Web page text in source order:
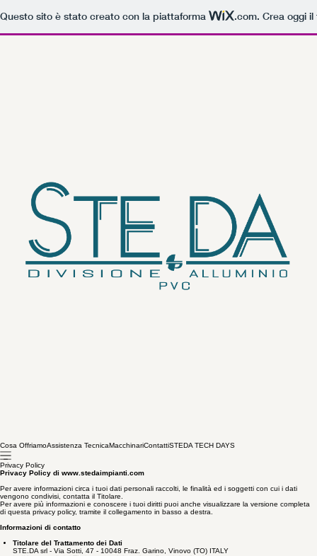
Questo sito è stato creato con la piattaforma .com. Crea oggi
Cosa Offriamo
Privacy Policy
Privacy Policy di www.stedaimpianti.com
Per avere informazioni circa i tuoi dati personali raccolti, le finalità ed i soggetti con cui i dati
vengono condivisi, contatta il Titolare.
Per avere più informazioni e conoscere i tuoi diritti puoi anche visualizzare la versione completa
Informazioni di contatto